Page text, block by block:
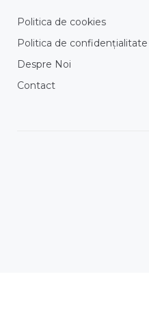
Politica de cookies
Politica de confidențialitate
Despre Noi
Contact